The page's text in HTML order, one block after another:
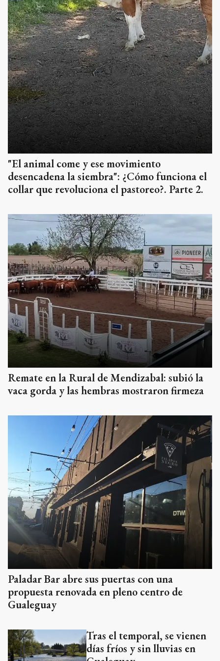
"El animal come y ese movimiento
desencadena la siembra": ¿Cómo funciona el
collar que revoluciona el pastoreo?. Parte 2.
Remate en la Rural de Mendizabal: subió la
vaca gorda y las hembras mostraron firmeza
Paladar Bar abre sus puertas con una
propuesta renovada en pleno centro de
Gualeguay
Tras el temporal, se vienen
días fríos y sin lluvias en